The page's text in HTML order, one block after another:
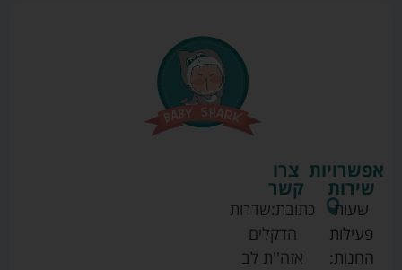
צרו
קשר
כתובת:שדרות
הדקלים
אזה''ת לב
אפשרויות
שירות
שעות
פעילות
החנות: